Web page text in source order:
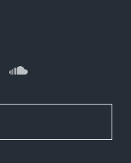
Flickr SoundCloud